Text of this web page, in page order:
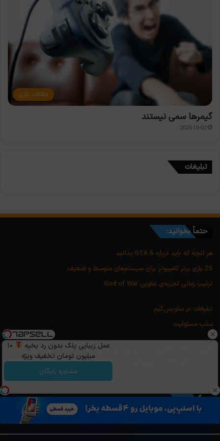
مقالات بازی
گیمرها سمی نیستند
2025-10-02
تبلیغات
حتماً بخوانید:
هر آنچه که باید درباره GTA 6 بدانید
25 بازی برتر کامپیوتر برای سیستم‌های متوسط و ضعیف
ترتیب زمانی تجربه‌ی عناوین God of War
تبلیغات در ساویس‌گیم
سلب مسئولیت
|سیاست حفظ حریم خصوصی|
وبگردی
عمل زیبایی پلک بدون رد بخیه
۱۰
میلیون تومان تخفیف ویژه
مشاوره رایگان